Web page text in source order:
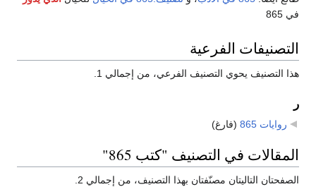
في 865
التصنيفات الفرعية
هذا التصنيف يحوي التصنيف الفرعي، من إجمالي 1.
ر
روايات 865 (فارغ)
المقالات في التصنيف "كتب 865"
الصفحتان التاليتان مصنّفتان بهذا التصنيف، من إجمالي 2.